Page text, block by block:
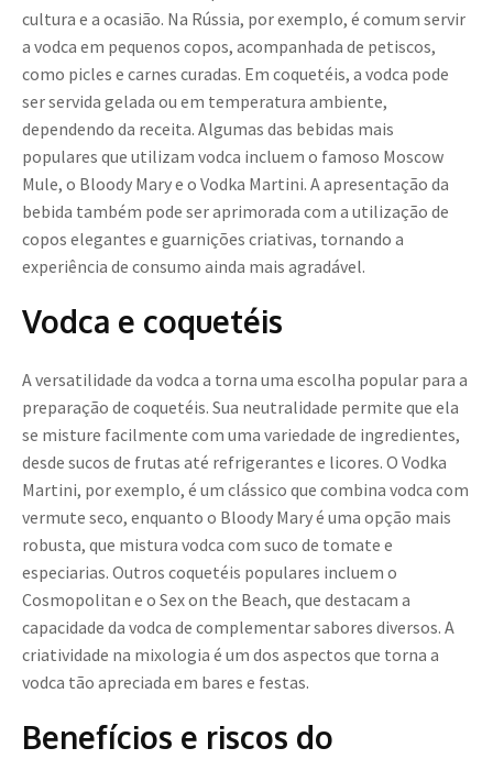
cultura e a ocasião. Na Rússia, por exemplo, é comum servir
a vodca em pequenos copos, acompanhada de petiscos,
como picles e carnes curadas. Em coquetéis, a vodca pode
ser servida gelada ou em temperatura ambiente,
dependendo da receita. Algumas das bebidas mais
populares que utilizam vodca incluem o famoso Moscow
Mule, o Bloody Mary e o Vodka Martini. A apresentação da
bebida também pode ser aprimorada com a utilização de
copos elegantes e guarnições criativas, tornando a
experiência de consumo ainda mais agradável.
Vodca e coquetéis
A versatilidade da vodca a torna uma escolha popular para a
preparação de coquetéis. Sua neutralidade permite que ela
se misture facilmente com uma variedade de ingredientes,
desde sucos de frutas até refrigerantes e licores. O Vodka
Martini, por exemplo, é um clássico que combina vodca com
vermute seco, enquanto o Bloody Mary é uma opção mais
robusta, que mistura vodca com suco de tomate e
especiarias. Outros coquetéis populares incluem o
Cosmopolitan e o Sex on the Beach, que destacam a
capacidade da vodca de complementar sabores diversos. A
criatividade na mixologia é um dos aspectos que torna a
vodca tão apreciada em bares e festas.
Benefícios e riscos do